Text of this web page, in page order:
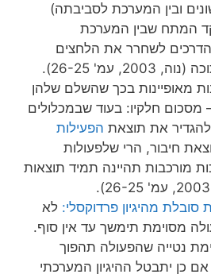
ובין המערכת לסביבתה)
המתח שבין המערכת
לשחרר את הלחצים
עמ' 26-25).
מאופיינות בכך שהשלם שלהן
מסכום חלקיו: בעוד שבמכלולים
להגדיר את תוצאת הפעילות
חיבור, הרי שלפעולות
מורכבות תהיינה תמיד תוצאות
מהיגיון פרדוקסלי: לא
מסוימת תימשך עד אין סוף.
נטייה שהפעולה תהפוך
כן יתבטל ההיגיון המערכתי